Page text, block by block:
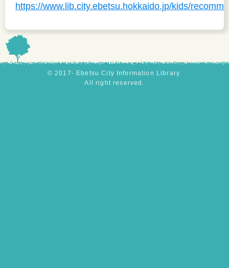
https://www.lib.city.ebetsu.hokkaido.jp/kids/
© 2017- Ebetsu City Information Library.
All right reserved.